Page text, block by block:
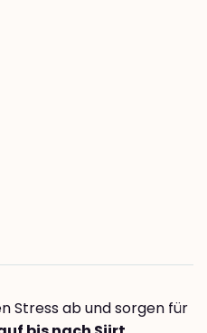
Stress ab und sorgen für